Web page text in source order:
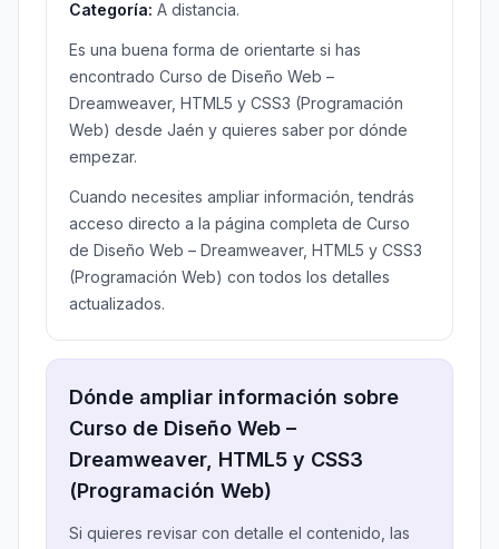
Categoría: A distancia.
Es una buena forma de orientarte si has
encontrado Curso de Diseño Web –
Dreamweaver, HTML5 y CSS3 (Programación
Web) desde Jaén y quieres saber por dónde
empezar.
Cuando necesites ampliar información, tendrás
acceso directo a la página completa de Curso
de Diseño Web – Dreamweaver, HTML5 y CSS3
(Programación Web) con todos los detalles
actualizados.
Dónde ampliar información sobre
Curso de Diseño Web –
Dreamweaver, HTML5 y CSS3
(Programación Web)
Si quieres revisar con detalle el contenido, las